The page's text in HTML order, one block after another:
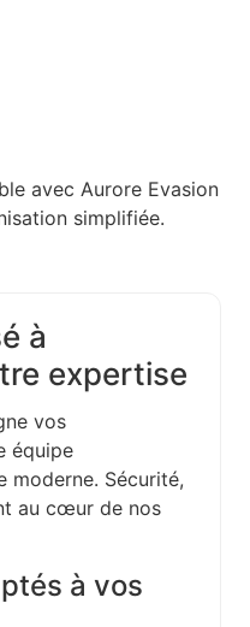
avec Aurore Evasion
simplifiée.
à
expertise
vos
équipe
moderne. Sécurité,
au cœur de nos
à vos